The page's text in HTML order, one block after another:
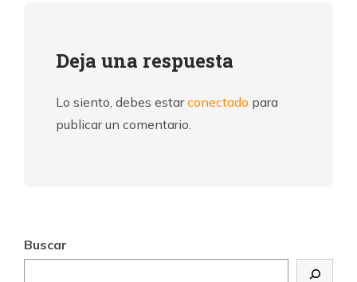
Deja una respuesta
Lo siento, debes estarconectado para
publicar un comentario.
Buscar